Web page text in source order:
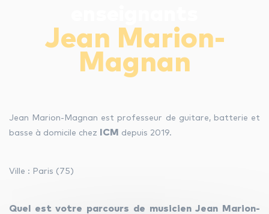
contactez-nous !
Jean Marion-
Magnan
Jean Marion-Magnan est professeur de guitare, batterie et
basse à domicile chez
ICM depuis 2019.
Ville : Paris (75)
Quel est votre parcours de musicien Jean Marion-